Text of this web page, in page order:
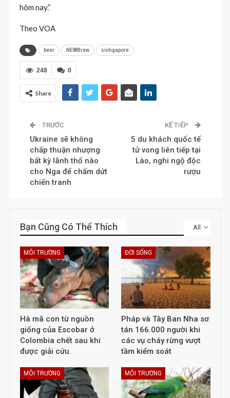
hôm nay.”
Theo VOA
beer NEWBrew sinhgapore
0
248
Share
TRƯỚC
Ukraine sẽ không
chấp thuận nhượng
bất kỳ lãnh thổ nào
cho Nga để chấm dứt
chiến tranh
KẾ TIẾP
5 du khách quốc tế
tử vong liên tiếp tại
Lào, nghi ngộ độc
rượu
All
Bạn Cũng Có Thể Thích
MÔI TRƯỜNG
Hà mã con từ nguồn
giống của Escobar ở
Colombia chết sau khi
được giải cứu.
ĐỜI SỐNG
Pháp và Tây Ban Nha sơ
tán 166.000 người khi
các vụ cháy rừng vượt
tầm kiểm soát
MÔI TRƯỜNG MÔI TRƯỜNG